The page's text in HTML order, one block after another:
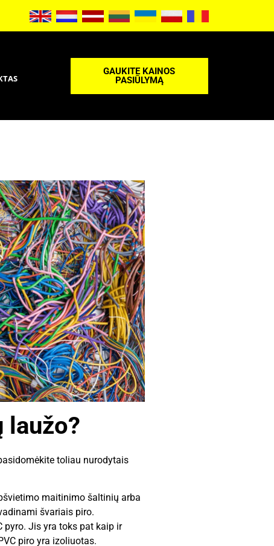
GAUKITE KAINOS
PASIŪLYMĄ
laužo?
toliau nurodytais
maitinimo šaltinių arba
švariais piro.
pyro. Jis yra toks pat kaip ir
piro yra izoliuotas.